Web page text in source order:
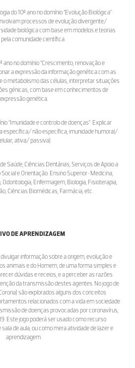
do 10º ano no domínio “Evolução Biológica”:
processos de evolução divergente/
biológica com base em modelos e teorias
comunidade científica.
ano no domínio “Crescimento, renovação e
a expressão da informação genética com as
o metabolismo das células; interpretar situações
génicas, com base em conhecimentos de
expressão genética.
“Imunidade e controlo de doenças”: Explicar
específica/ não específica; imunidade humoral/
ativa/ passiva).
Saúde; Ciências Dentárias; Serviços de Apoio a
e Orientação. Ensino Superior • Medicina,
Odontologia, Enfermagem, Biologia, Fisioterapia,
Ciências Biomédicas, Farmácia, etc.
DE APRENDIZAGEM
informação sobre a origem, evolução e
animais e do Homem, de uma forma simples e
dúvidas e receios, e a perceber as razões
da transmissão destes agentes. No jogo de
são explorados alguns dos conceitos
relacionados com a vida em sociedade
de doenças provocadas por coronavírus,
Este jogo poderá ser usado como recurso
de aula, ou como mera atividade de lazer e
aprendizagem.